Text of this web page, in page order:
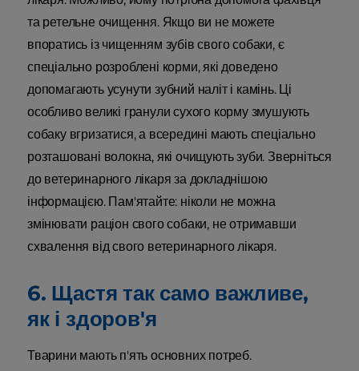
та ретельне очищення. Якщо ви не можете
впоратись із чищенням зубів свого собаки, є
спеціально розроблені корми, які доведено
допомагають усунути зубний наліт і камінь. Ці
особливо великі гранули сухого корму змушують
собаку вгризатися, а всередині мають спеціально
розташовані волокна, які очищують зуби. Зверніться
до ветеринарного лікаря за докладнішою
інформацією. Пам'ятайте: ніколи не можна
змінювати раціон свого собаки, не отримавши
схвалення від свого ветеринарного лікаря.
6. Щастя так само важливе,
як і здоров'я
Тварини мають п'ять основних потреб.